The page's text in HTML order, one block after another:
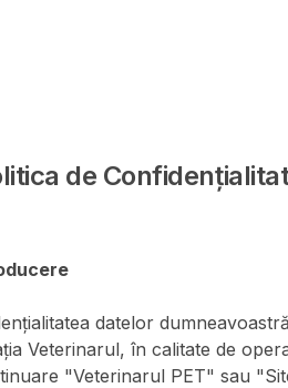
de
datelor
Veterinarul, în calitate de
"Veterinarul PET" sau